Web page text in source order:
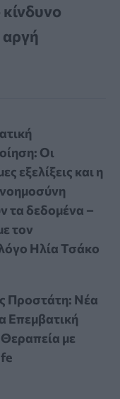
αργή
Οι
εξελίξεις και η
τα δεδομένα –
τον
Ηλία Τσάκο
Προστάτη: Νέα
Επεμβατική
με